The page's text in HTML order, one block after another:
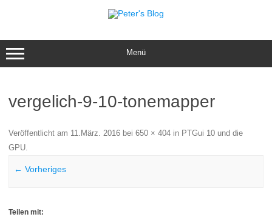
Menü
vergelich-9-10-tonemapper
Veröffentlicht am 11.März. 2016 bei 650 × 404 in PTGui 10 und die
GPU.
← Vorheriges
Teilen mit: